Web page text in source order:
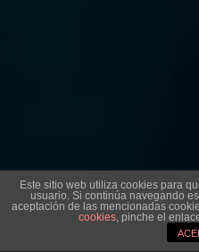
Este sitio web utiliza cookies para
usuario. Si continúa navegando
aceptación de las mencionadas
cookies, pinche el